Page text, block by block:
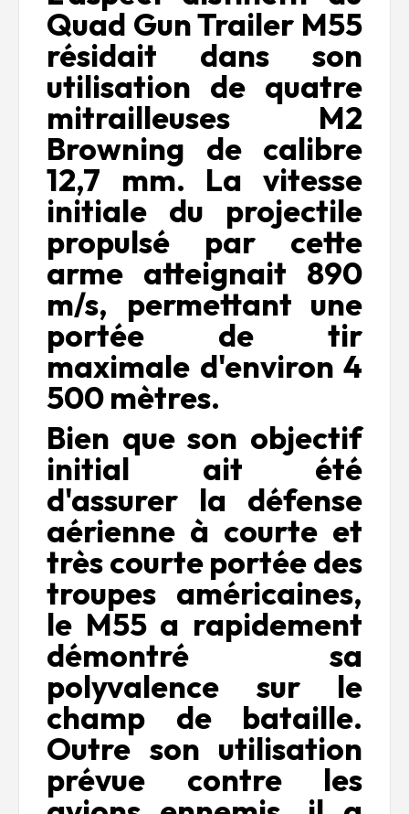
Quad Gun Trailer M55
résidait dans son
utilisation de quatre
mitrailleuses M2
Browning de calibre
12,7 mm. La vitesse
initiale du projectile
propulsé par cette
arme atteignait 890
m/s, permettant une
portée de tir
maximale d'environ 4
500 mètres.
Bien que son objectif
initial ait été
d'assurer la défense
aérienne à courte et
très courte portée des
troupes américaines,
le M55 a rapidement
démontré sa
polyvalence sur le
champ de bataille.
Outre son utilisation
prévue contre les